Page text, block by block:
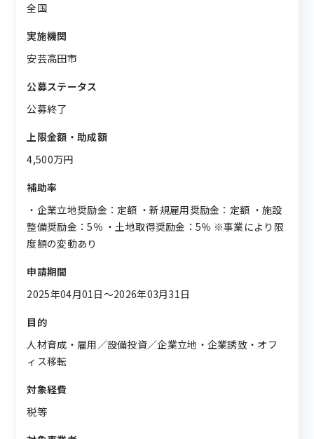
全国
実施機関
安芸高田市
公募ステータス
公募終了
上限金額・助成額
4,500万円
補助率
・企業立地奨励金：定額 ・新規雇用奨励金：定額 ・施設
整備奨励金：5％ ・土地取得奨励金：5％ ※事業により限
度額の変動あり
申請期間
2025年04月01日〜2026年03月31日
目的
人材育成・雇用／設備投資／企業立地・企業誘致・オフ
ィス移転
対象経費
税等